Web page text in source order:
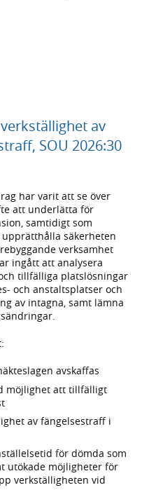
av
SOU 2026:30
har varit att se över
att underlätta för
samtidigt som
säkerheten
verksamhet
ingått att analysera
tillfälliga platslösningar
och anstaltsplatser och
av intagna, samt lämna
avskaffas
möjlighet att tillfälligt
av fängelsestraff i
för dömda som
utökade möjligheter för
verkställigheten vid